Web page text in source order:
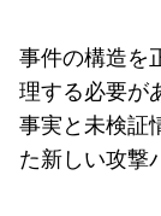
事件の構造を
理する必要が
事実と未検証
た新しい攻撃